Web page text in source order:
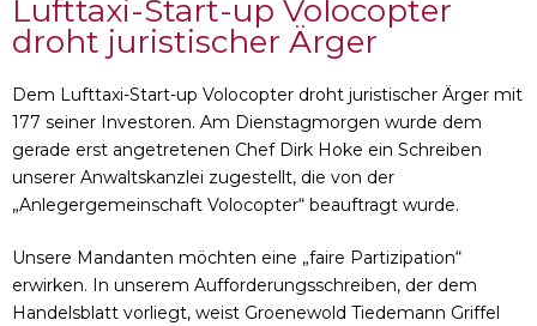
Lufttaxi-Start-up Volocopter
droht juristischer Ärger
Dem Lufttaxi-Start-up Volocopter droht juristischer Ärger mit
177 seiner Investoren. Am Dienstagmorgen wurde dem
gerade erst angetretenen Chef Dirk Hoke ein Schreiben
unserer Anwaltskanzlei zugestellt, die von der
„Anlegergemeinschaft Volocopter“ beauftragt wurde.
Unsere Mandanten möchten eine „faire Partizipation“
erwirken. In unserem Aufforderungsschreiben, der dem
Handelsblatt vorliegt, weist Groenewold Tiedemann Griffel